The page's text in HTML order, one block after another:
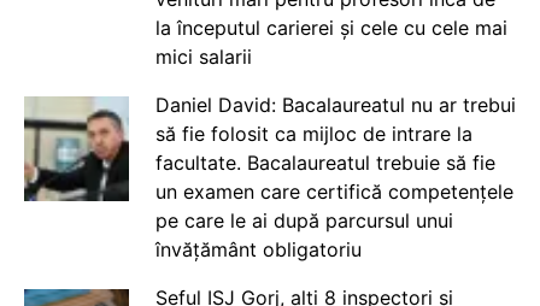
la începutul carierei și cele cu cele mai
mici salarii
Daniel David: Bacalaureatul nu ar trebui
să fie folosit ca mijloc de intrare la
facultate. Bacalaureatul trebuie să fie
un examen care certifică competențele
pe care le ai după parcursul unui
învățământ obligatoriu
Șeful ISJ Gorj, alți 8 inspectori și